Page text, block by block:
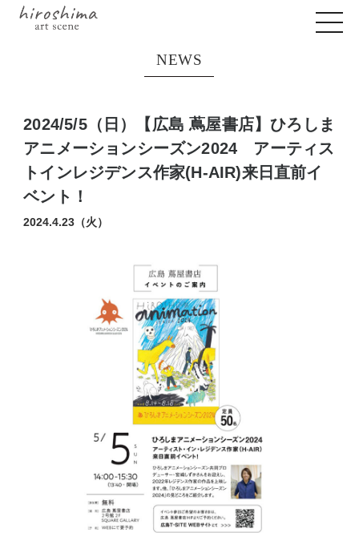
NEWS
2024/5/5（日）【広島 蔦屋書店】ひろしま
アニメーションシーズン2024 アーティス
トインレジデンス作家(H-AIR)来日直前イ
ベント！
2024.4.23（火）